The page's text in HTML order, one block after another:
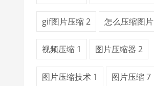
gif图片压缩2 怎么压缩图片
视频压缩 1 图片压缩器 2
图片压缩技术 1 图片压缩7